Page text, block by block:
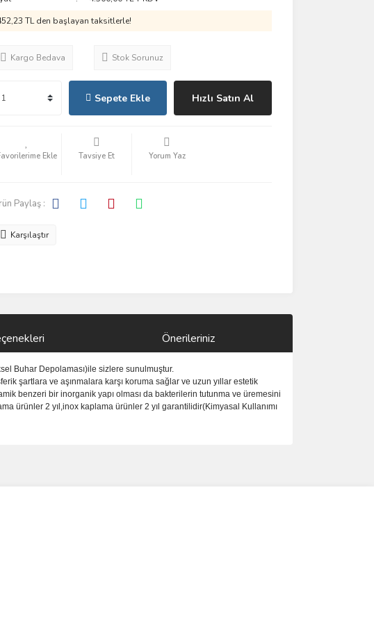
TL den başlayan taksitlerle!
Kargo Bedava Stok Sorunuz
Sepete Ekle Hızlı Satın Al
Tavsiye Et Yorum Yaz
Paylaş :
Karşılaştır
Önerileriniz
Buhar Depolaması)ile sizlere sunulmuştur.
şartlara ve aşınmalara karşı koruma sağlar ve uzun yıllar estetik
benzeri bir inorganik yapı olması da bakterilerin tutunma ve üremesini
ürünler 2 yıl,inox kaplama ürünler 2 yıl garantilidir(Kimyasal Kullanımı